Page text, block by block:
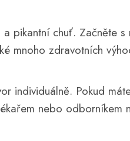
pikantní chuť. Začněte s
mnoho zdravotních
individuálně. Pokud
nebo odborníkem